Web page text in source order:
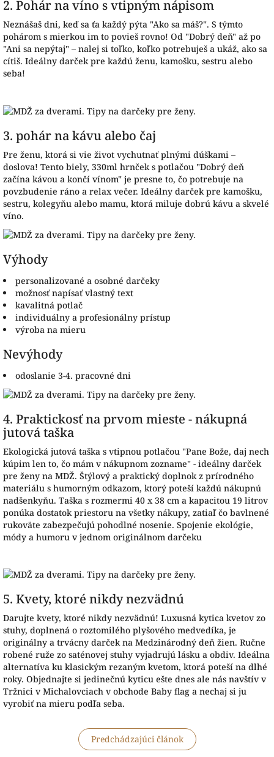
2. Pohár na víno s vtipným nápisom
Neznášaš dni, keď sa ťa každý pýta "Ako sa máš?". S týmto
pohárom s mierkou im to povieš rovno! Od "Dobrý deň" až po
"Ani sa nepýtaj" – nalej si toľko, koľko potrebuješ a ukáž, ako sa
cítiš. Ideálny darček pre každú ženu, kamošku, sestru alebo
seba!
3. pohár na kávu alebo čaj
Pre ženu, ktorá si vie život vychutnať plnými dúškami –
doslova! Tento biely, 330ml hrnček s potlačou "Dobrý deň
začína kávou a končí vínom" je presne to, čo potrebuje na
povzbudenie ráno a relax večer. Ideálny darček pre kamošku,
sestru, kolegyňu alebo mamu, ktorá miluje dobrú kávu a skvelé
víno.
Výhody
personalizované a osobné darčeky
možnosť napísať vlastný text
kavalitná potlač
individuálny a profesionálny prístup
výroba na mieru
Nevýhody
odoslanie 3-4. pracovné dni
4. Praktickosť na prvom mieste - nákupná
jutová taška
Ekologická jutová taška s vtipnou potlačou "Pane Bože, daj nech
kúpim len to, čo mám v nákupnom zozname" - ideálny darček
pre ženy na MDŽ. Štýlový a praktický doplnok z prírodného
materiálu s humorným odkazom, ktorý poteší každú nákupnú
nadšenkyňu. Taška s rozmermi 40 x 38 cm a kapacitou 19 litrov
ponúka dostatok priestoru na všetky nákupy, zatiaľ čo bavlnené
rukoväte zabezpečujú pohodlné nosenie. Spojenie ekológie,
módy a humoru v jednom originálnom darčeku
5. Kvety, ktoré nikdy nezvädnú
Darujte kvety, ktoré nikdy nezvädnú! Luxusná kytica kvetov zo
stuhy, doplnená o roztomilého plyšového medvedíka, je
originálny a trvácny darček na Medzinárodný deň žien. Ručne
robené ruže zo saténovej stuhy vyjadrujú lásku a obdiv. Ideálna
alternatíva ku klasickým rezaným kvetom, ktorá poteší na dlhé
roky. Objednajte si jedinečnú kyticu ešte dnes ale nás navštív v
Tržnici v Michalovciach v obchode Baby flag a nechaj si ju
vyrobiť na mieru podľa seba.
Predchádzajúci článok